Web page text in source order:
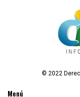
© 2022
Menú